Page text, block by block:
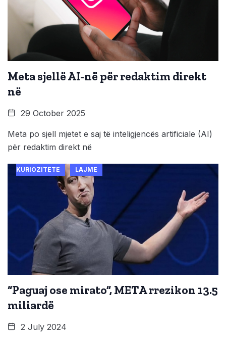
Meta sjellë AI-në për redaktim direkt
në
29 October 2025
Meta po sjell mjetet e saj të inteligjencës artificiale (AI)
për redaktim direkt në
KURIOZITETE LAJME
“Paguaj ose mirato”, META rrezikon 13.5
miliardë
2 July 2024